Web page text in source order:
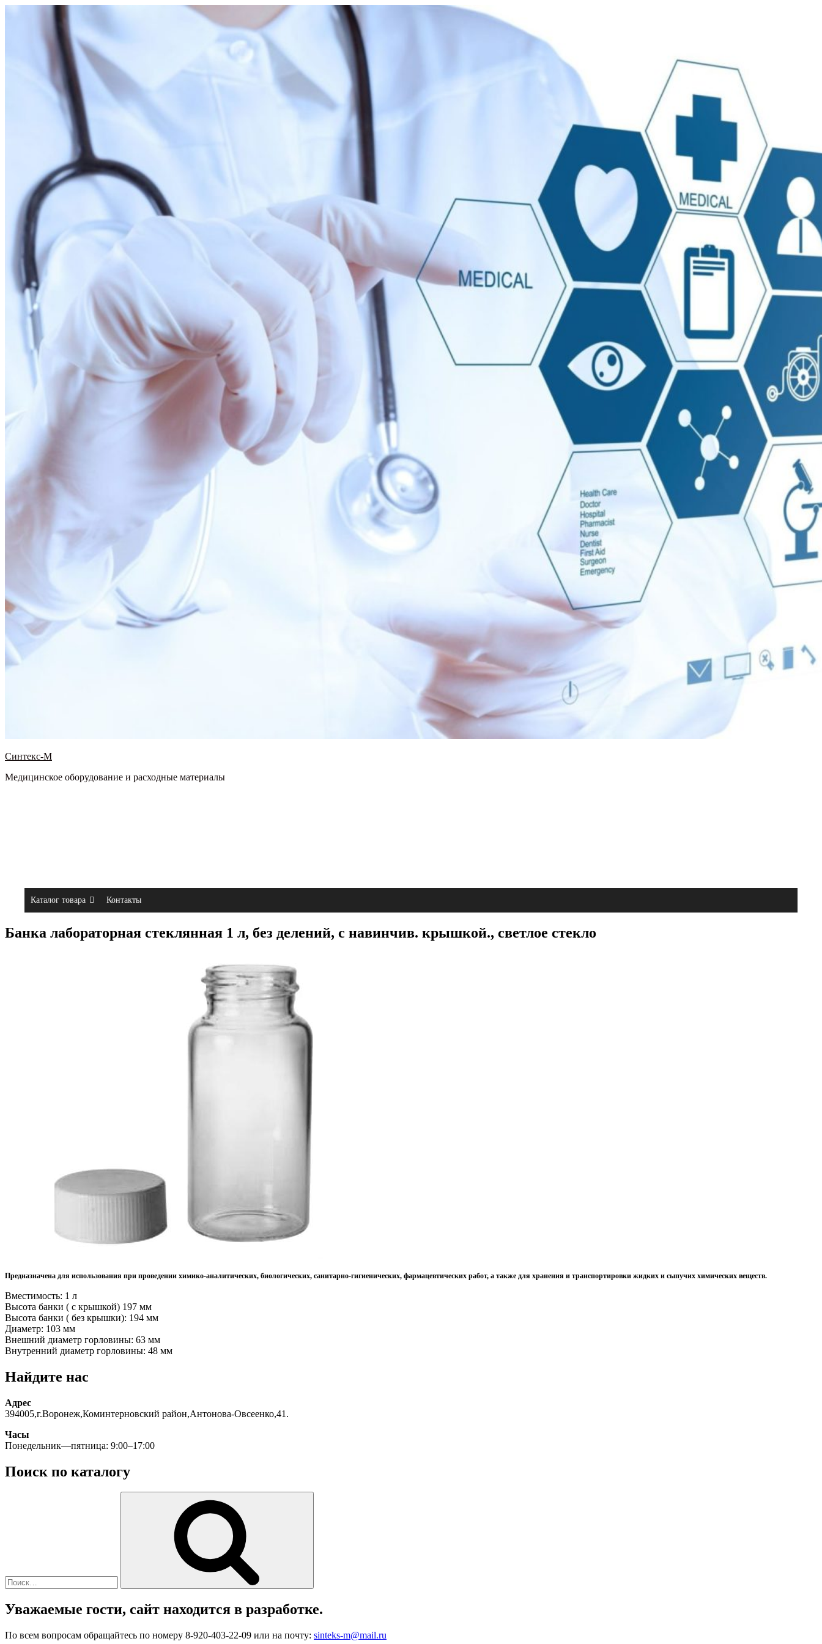
Синтекс-М
Медицинское оборудование и расходные материалы
Каталог товара Контакты
Банка лабораторная стеклянная 1 л, без делений, с навинчив. крышкой., светлое стекло
Предназначена для использования при проведении химико-аналитических, биологических, санитарно-гигиенических, фармацевтических работ, а также для хранения и транспортировки жидких и сыпучих химических веществ.
Вместимость: 1 л
Высота банки ( с крышкой) 197 мм
Высота банки ( без крышки): 194 мм
Диаметр: 103 мм
Внешний диаметр горловины: 63 мм
Внутренний диаметр горловины: 48 мм
Найдите нас
Адрес
394005,г.Воронеж,Коминтерновский район,Антонова-Овсеенко,41.
Часы
Понедельник—пятница: 9:00–17:00
Поиск по каталогу
Уважаемые гости, сайт находится в разработке.
По всем вопросам обращайтесь по номеру 8-920-403-22-09 или на почту: sinteks-m@mail.ru